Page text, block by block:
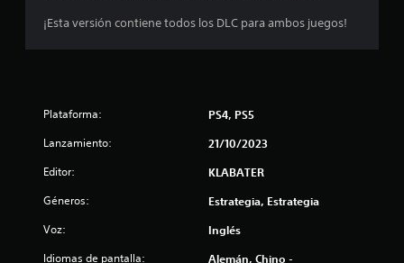
l
¡Esta versión contiene todos los DLC para ambos juegos!
Plataforma: PS4, PS5
Lanzamiento: 21/10/2023
Editor: KLABATER
Géneros: Estrategia, Estrategia
Voz: Inglés
Idiomas de pantalla:
Alemán, Chino -